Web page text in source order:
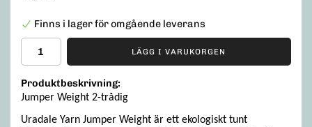
Finns i lager för omgående leverans
LÄGG I VARUKORGEN
Produktbeskrivning:
Jumper Weight 2-trådig
Uradale Yarn Jumper Weight är ett ekologiskt tunt